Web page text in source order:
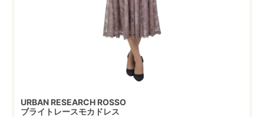
URBAN RESEARCH ROSSO
ブライトレースモカドレス